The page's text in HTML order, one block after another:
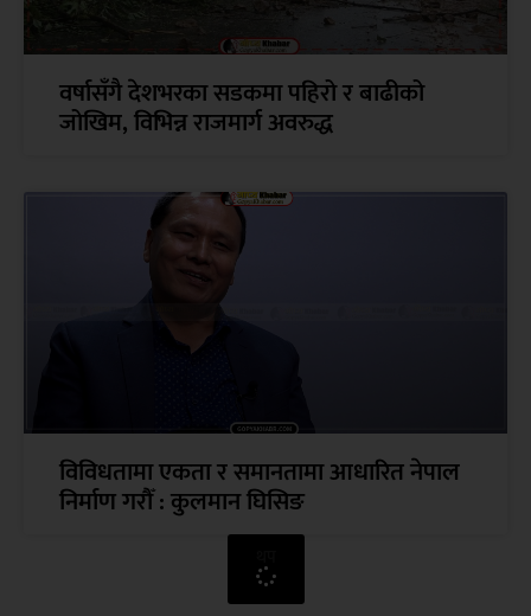
वर्षासँगै देशभरका सडकमा पहिरो र बाढीको
जोखिम, विभिन्न राजमार्ग अवरुद्ध
विविधतामा एकता र समानतामा आधारित नेपाल
निर्माण गरौँ : कुलमान घिसिङ